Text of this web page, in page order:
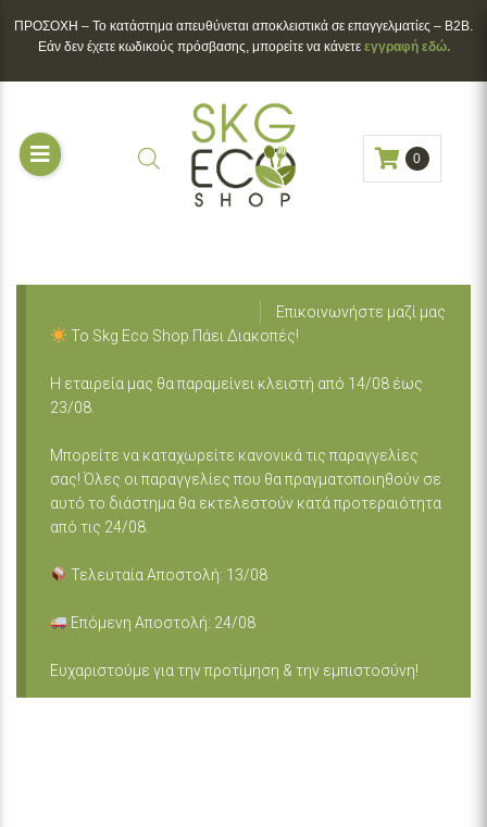
ΠΡΟΣΟΧΗ – To κατάστημα απευθύνεται αποκλειστικά σε επαγγελματίες – B2B.
Εάν δεν έχετε κωδικούς πρόσβασης, μπορείτε να κάνετε εγγραφή εδώ.
0
Επικοινωνήστε μαζί μας
Το Skg Eco Shop Πάει Διακοπές!
Η εταιρεία μας θα παραμείνει κλειστή από 14/08 έως
23/08.
Μπορείτε να καταχωρείτε κανονικά τις παραγγελίες
σας! Όλες οι παραγγελίες που θα πραγματοποιηθούν σε
αυτό το διάστημα θα εκτελεστούν κατά προτεραιότητα
από τις 24/08.
Τελευταία Αποστολή: 13/08
Επόμενη Αποστολή: 24/08
Ευχαριστούμε για την προτίμηση & την εμπιστοσύνη!